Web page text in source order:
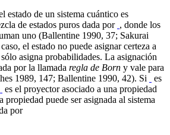
estado de un sistema cuántico es
de estados puros dada por , donde los
uno (Ballentine 1990, 37; Sakurai
el estado no puede asignar certeza a
asigna probabilidades. La asignación
por la llamada regla de Born y vale para
1989, 147; Ballentine 1990, 42). Si
es
es el proyector asociado a una propiedad
propiedad puede ser asignada al sistema
por